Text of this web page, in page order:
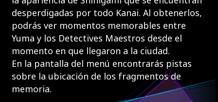
desperdigadas por todo Kanai. Al obtenerlos,
podrás ver momentos memorables entre
Yuma y los Detectives Maestros desde el
momento en que llegaron a la ciudad.
En la pantalla del menú encontrarás pistas
sobre la ubicación de los fragmentos de
memoria.